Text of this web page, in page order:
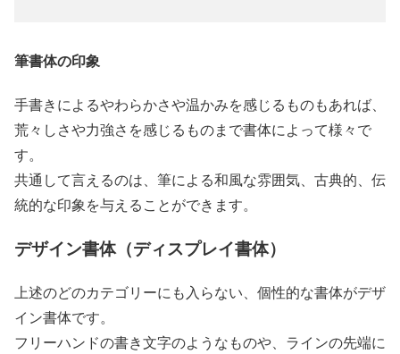
筆書体の印象
手書きによるやわらかさや温かみを感じるものもあれば、
荒々しさや力強さを感じるものまで書体によって様々で
す。
共通して言えるのは、筆による和風な雰囲気、古典的、伝
統的な印象を与えることができます。
デザイン書体（ディスプレイ書体）
上述のどのカテゴリーにも入らない、個性的な書体がデザ
イン書体です。
フリーハンドの書き文字のようなものや、ラインの先端に